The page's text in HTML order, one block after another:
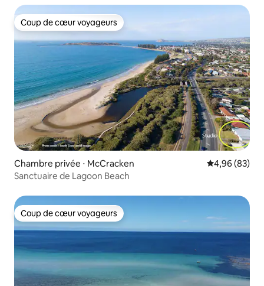
Coup de cœur voyageurs
Coup de cœur voyageurs
Chambre privée ⋅ McCracken Évaluation
4,96 (83)
Sanctuaire de Lagoon Beach
Coup de cœur voyageurs
Coup de cœur voyageurs